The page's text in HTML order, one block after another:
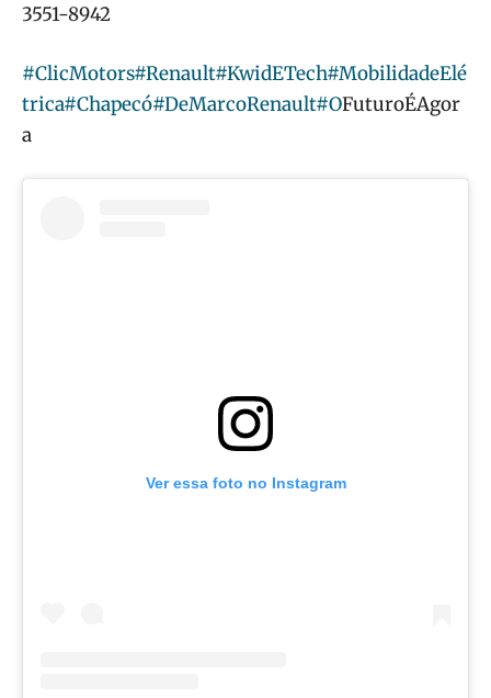
3551-8942
#ClicMotors#Renault#KwidETech#MobilidadeElé
trica#Chapecó#DeMarcoRenault#OFuturoÉAgor
a
Ver essa foto no Instagram